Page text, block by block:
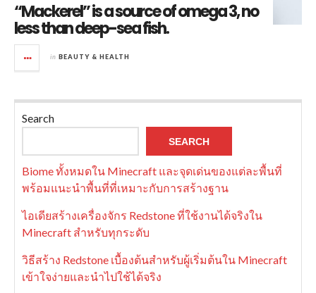
“Mackerel” is a source of omega 3, no
less than deep-sea fish.
in BEAUTY & HEALTH
Search
SEARCH
Biome ทั้งหมดใน Minecraft และจุดเด่นของแต่ละพื้นที่
พร้อมแนะนำพื้นที่ที่เหมาะกับการสร้างฐาน
ไอเดียสร้างเครื่องจักร Redstone ที่ใช้งานได้จริงใน
Minecraft สำหรับทุกระดับ
วิธีสร้าง Redstone เบื้องต้นสำหรับผู้เริ่มต้นใน Minecraft
เข้าใจง่ายและนำไปใช้ได้จริง